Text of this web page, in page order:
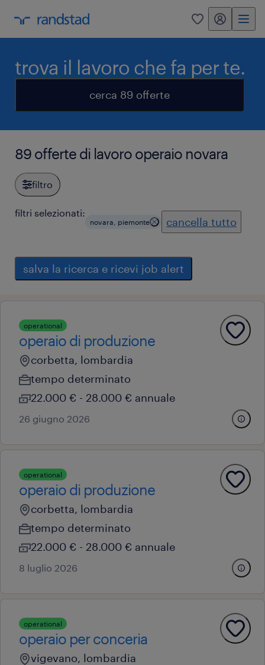
0 my randstad
trova il lavoro che fa per te.
cerca 89 offerte
89 offerte di lavoro operaio novara
filtro
filtri selezionati:
novara, piemonte cancella tutto
salva la ricerca e ricevi job alert
operational
operaio di produzione
corbetta, lombardia
tempo determinato
22.000 € - 28.000 € annuale
26 giugno 2026
operational
operaio di produzione
corbetta, lombardia
tempo determinato
22.000 € - 28.000 € annuale
8 luglio 2026
operational
operaio per conceria
vigevano, lombardia